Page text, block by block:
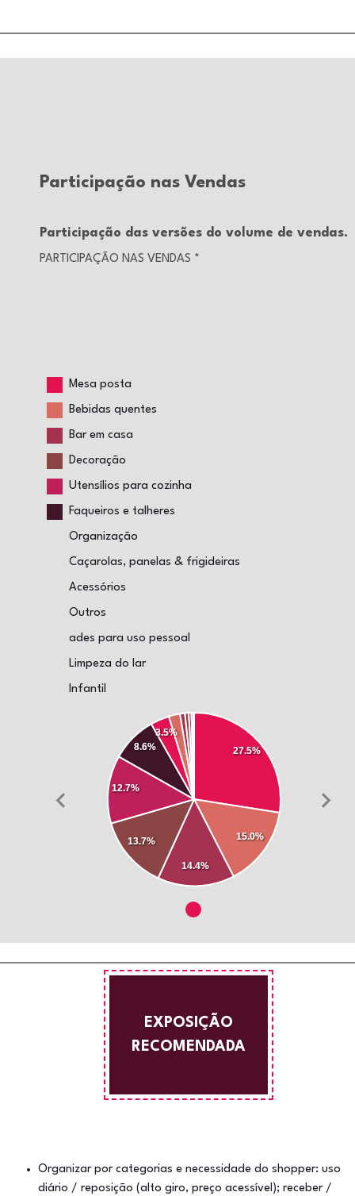
Participação nas Vendas
Participação das versões do volume de vendas.
PARTICIPAÇÃO NAS VENDAS *
Mesa posta
Bebidas quentes
Bar em casa
Decoração
Utensílios para cozinha
Faqueiros e talheres
Organização
Caçarolas, panelas & frigideiras
Acessórios
Outros
ades para uso pessoal
Limpeza do lar
Infantil
27.5%
15.0%
14.4%
13.7%
12.7%
8.6%
3.5%
EXPOSIÇÃO
RECOMENDADA
Organizar por categorias e necessidade do shopper: uso
diário / reposição (alto giro, preço acessível); receber /